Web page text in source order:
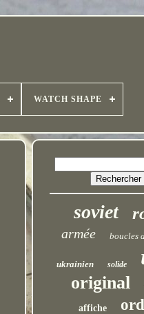
WATCH SHAPE
soviet
armée boucles
ukrainien solide
original
affiche